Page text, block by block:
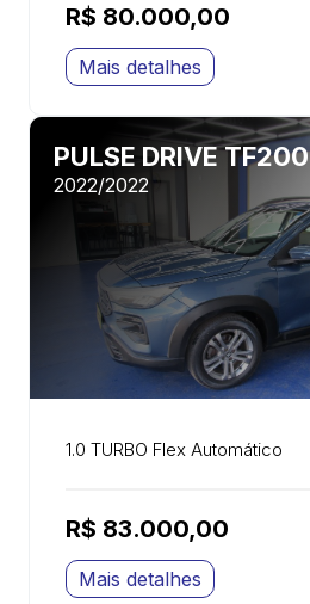
R$ 80.000,00
Mais detalhes
PULSE DRIVE TF200
2022/2022
1.0 TURBO Flex Automático
R$ 83.000,00
Mais detalhes